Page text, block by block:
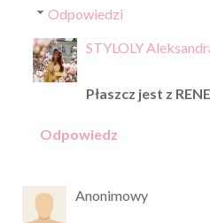
Odpowiedzi
STYLOLY
Płaszcz jest z
Odpowiedz
Anonimowy